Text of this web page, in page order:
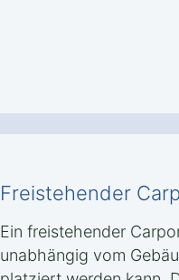
Freistehender
Ein freistehender
unabhängig vom